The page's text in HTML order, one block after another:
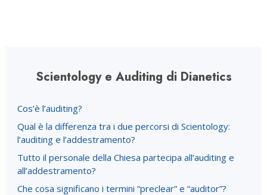
Scientology e Auditing di Dianetics
Cos’è l’auditing?
Qual è la differenza tra i due percorsi di Scientology:
l’auditing e l’addestramento?
Tutto il personale della Chiesa partecipa all’auditing e
all’addestramento?
Che cosa significano i termini “preclear” e “auditor”?